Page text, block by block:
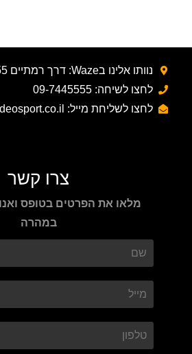
נוותו אלינו בWaze: דרך רמתיים 55, הוד השרון
לחצו לשיחה: 09-7445555
לחצו לשליחת מייל: shimon@videosport.co.il
צרו קשר
מלאו את הפרטים בטופס
במהרה